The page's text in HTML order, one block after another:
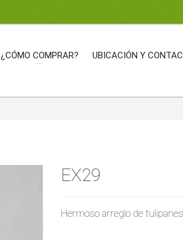
¿CÓMO COMPRAR? UBICACIÓN Y
EX29
Hermoso arreglo de